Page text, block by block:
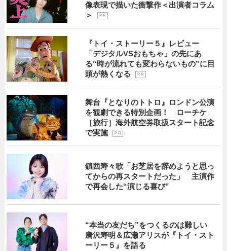
像表現で描いた衝撃作＜出演者コラム
＞
P R
『トイ・ストーリー５』レビュー
「デジタルVSおもちゃ」の先にあ
る“時が流れても変わらないもの”に目
頭が熱くなる
P R
舞台『となりのトトロ』ロンドン公演
を観劇できる特別企画！ ローチケ
［旅行］海外航空券取扱スタート記念
で実施
P R
鎮西寿々歌「お芝居を辞めようと思っ
てからの再スタートだった」 主演作
で再会した“演じる喜び”
“本当の友だち”をつくるのは難しい
唐沢寿明＆広瀬アリスが『トイ・スト
ーリー５』を語る